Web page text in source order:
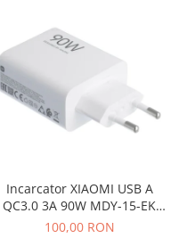
Incarcator XIAOMI USB A
QC3.0 3A 90W MDY-15-EK
SERVICE PACK Alb - BULK
100,00 RON